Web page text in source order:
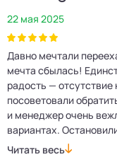
22 мая 2025
Давно мечтали
мечта сбылась!
радость —
посоветовали
и менеджер очень
вариантах.
Монтажники приехали
Читать весь